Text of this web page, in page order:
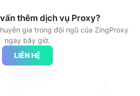
thêm dịch vụ Proxy?
gia trong đội ngũ của ZingProxy
ngay bây giờ.
LIÊN HỆ